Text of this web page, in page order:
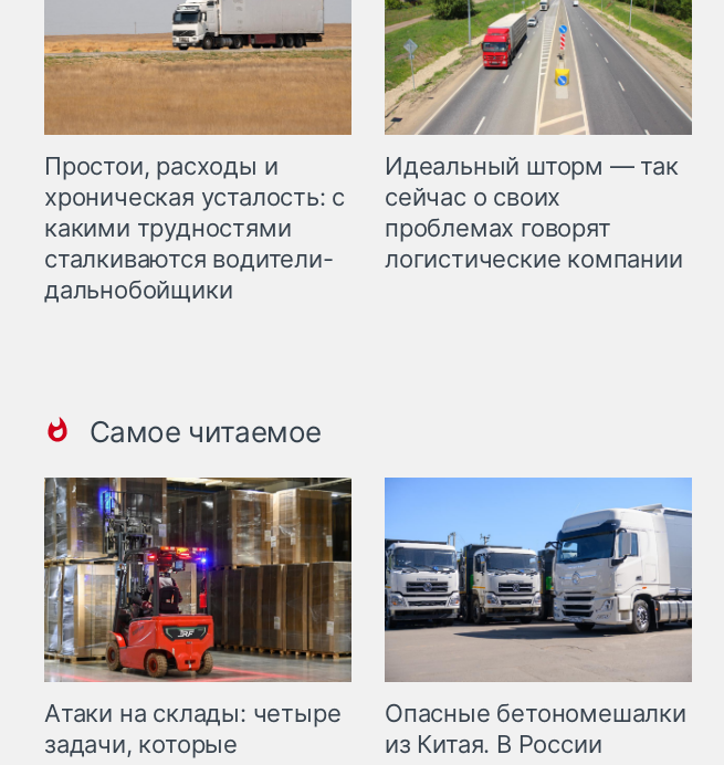
Простои, расходы и
хроническая усталость: с
какими трудностями
сталкиваются водители-
дальнобойщики
Идеальный шторм — так
сейчас о своих
проблемах говорят
логистические компании
Самое читаемое
Атаки на склады: четыре
задачи, которые
Опасные бетономешалки
из Китая. В России